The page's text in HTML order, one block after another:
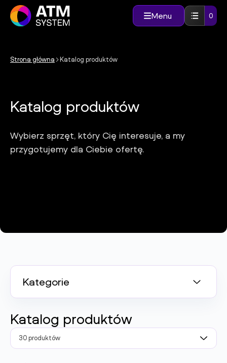
content
Menu 0
Strona główna Katalog produktów
Katalog produktów
Wybierz sprzęt, który Cię interesuje, a my
przygotujemy dla Ciebie ofertę.
Kategorie
Katalog produktów
30 produktów